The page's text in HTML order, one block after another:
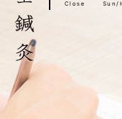
Close
Sun/